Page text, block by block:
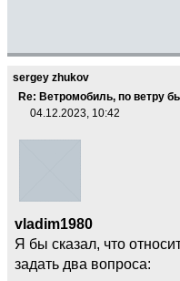
sergey zhukov
Re: Ветромобиль, по ветру
04.12.2023, 10:42
vladim1980
Я бы сказал, что
задать два вопроса: